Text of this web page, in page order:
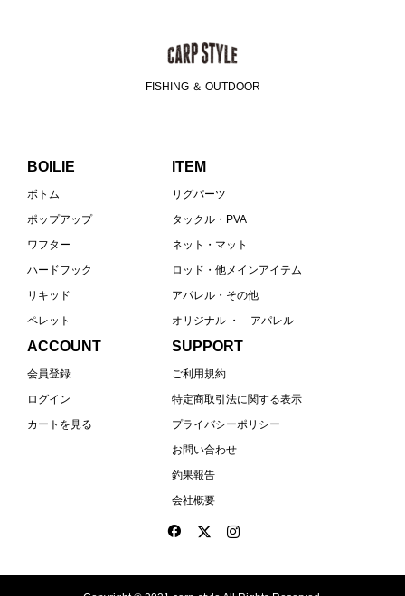
FISHING ＆ OUTDOOR
BOILIE
ボトム
ポップアップ
ワフター
ハードフック
リキッド
ペレット
ITEM
リグパーツ
タックル・PVA
ネット・マット
ロッド・他メインアイテム
アパレル・その他
オリジナル ・ アパレル
ACCOUNT
会員登録
ログイン
カートを見る
SUPPORT
ご利用規約
特定商取引法に関する表示
プライバシーポリシー
お問い合わせ
釣果報告
会社概要